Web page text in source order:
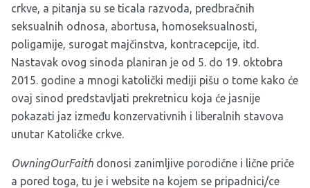
crkve, a pitanja su se ticala razvoda, predbračnih
seksualnih odnosa, abortusa, homoseksualnosti,
poligamije, surogat majčinstva, kontracepcije, itd.
Nastavak ovog sinoda planiran je od 5. do 19. oktobra
2015. godine a mnogi katolički mediji pišu o tome kako će
ovaj sinod predstavljati prekretnicu koja će jasnije
pokazati jaz između konzervativnih i liberalnih stavova
unutar Katoličke crkve.
OwningOurFaith donosi zanimljive porodične i lične priče
a pored toga, tu je i website na kojem se pripadnici/ce